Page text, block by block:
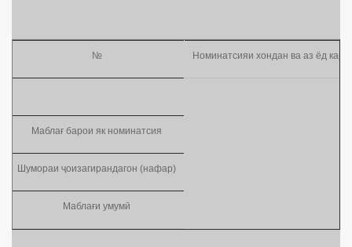
№
Маблағ барои як номинатсия
Шумораи ҷоизагирандагон (нафар)
Маблағи умумӣ
Номинатсияи хондан ва аз ёд